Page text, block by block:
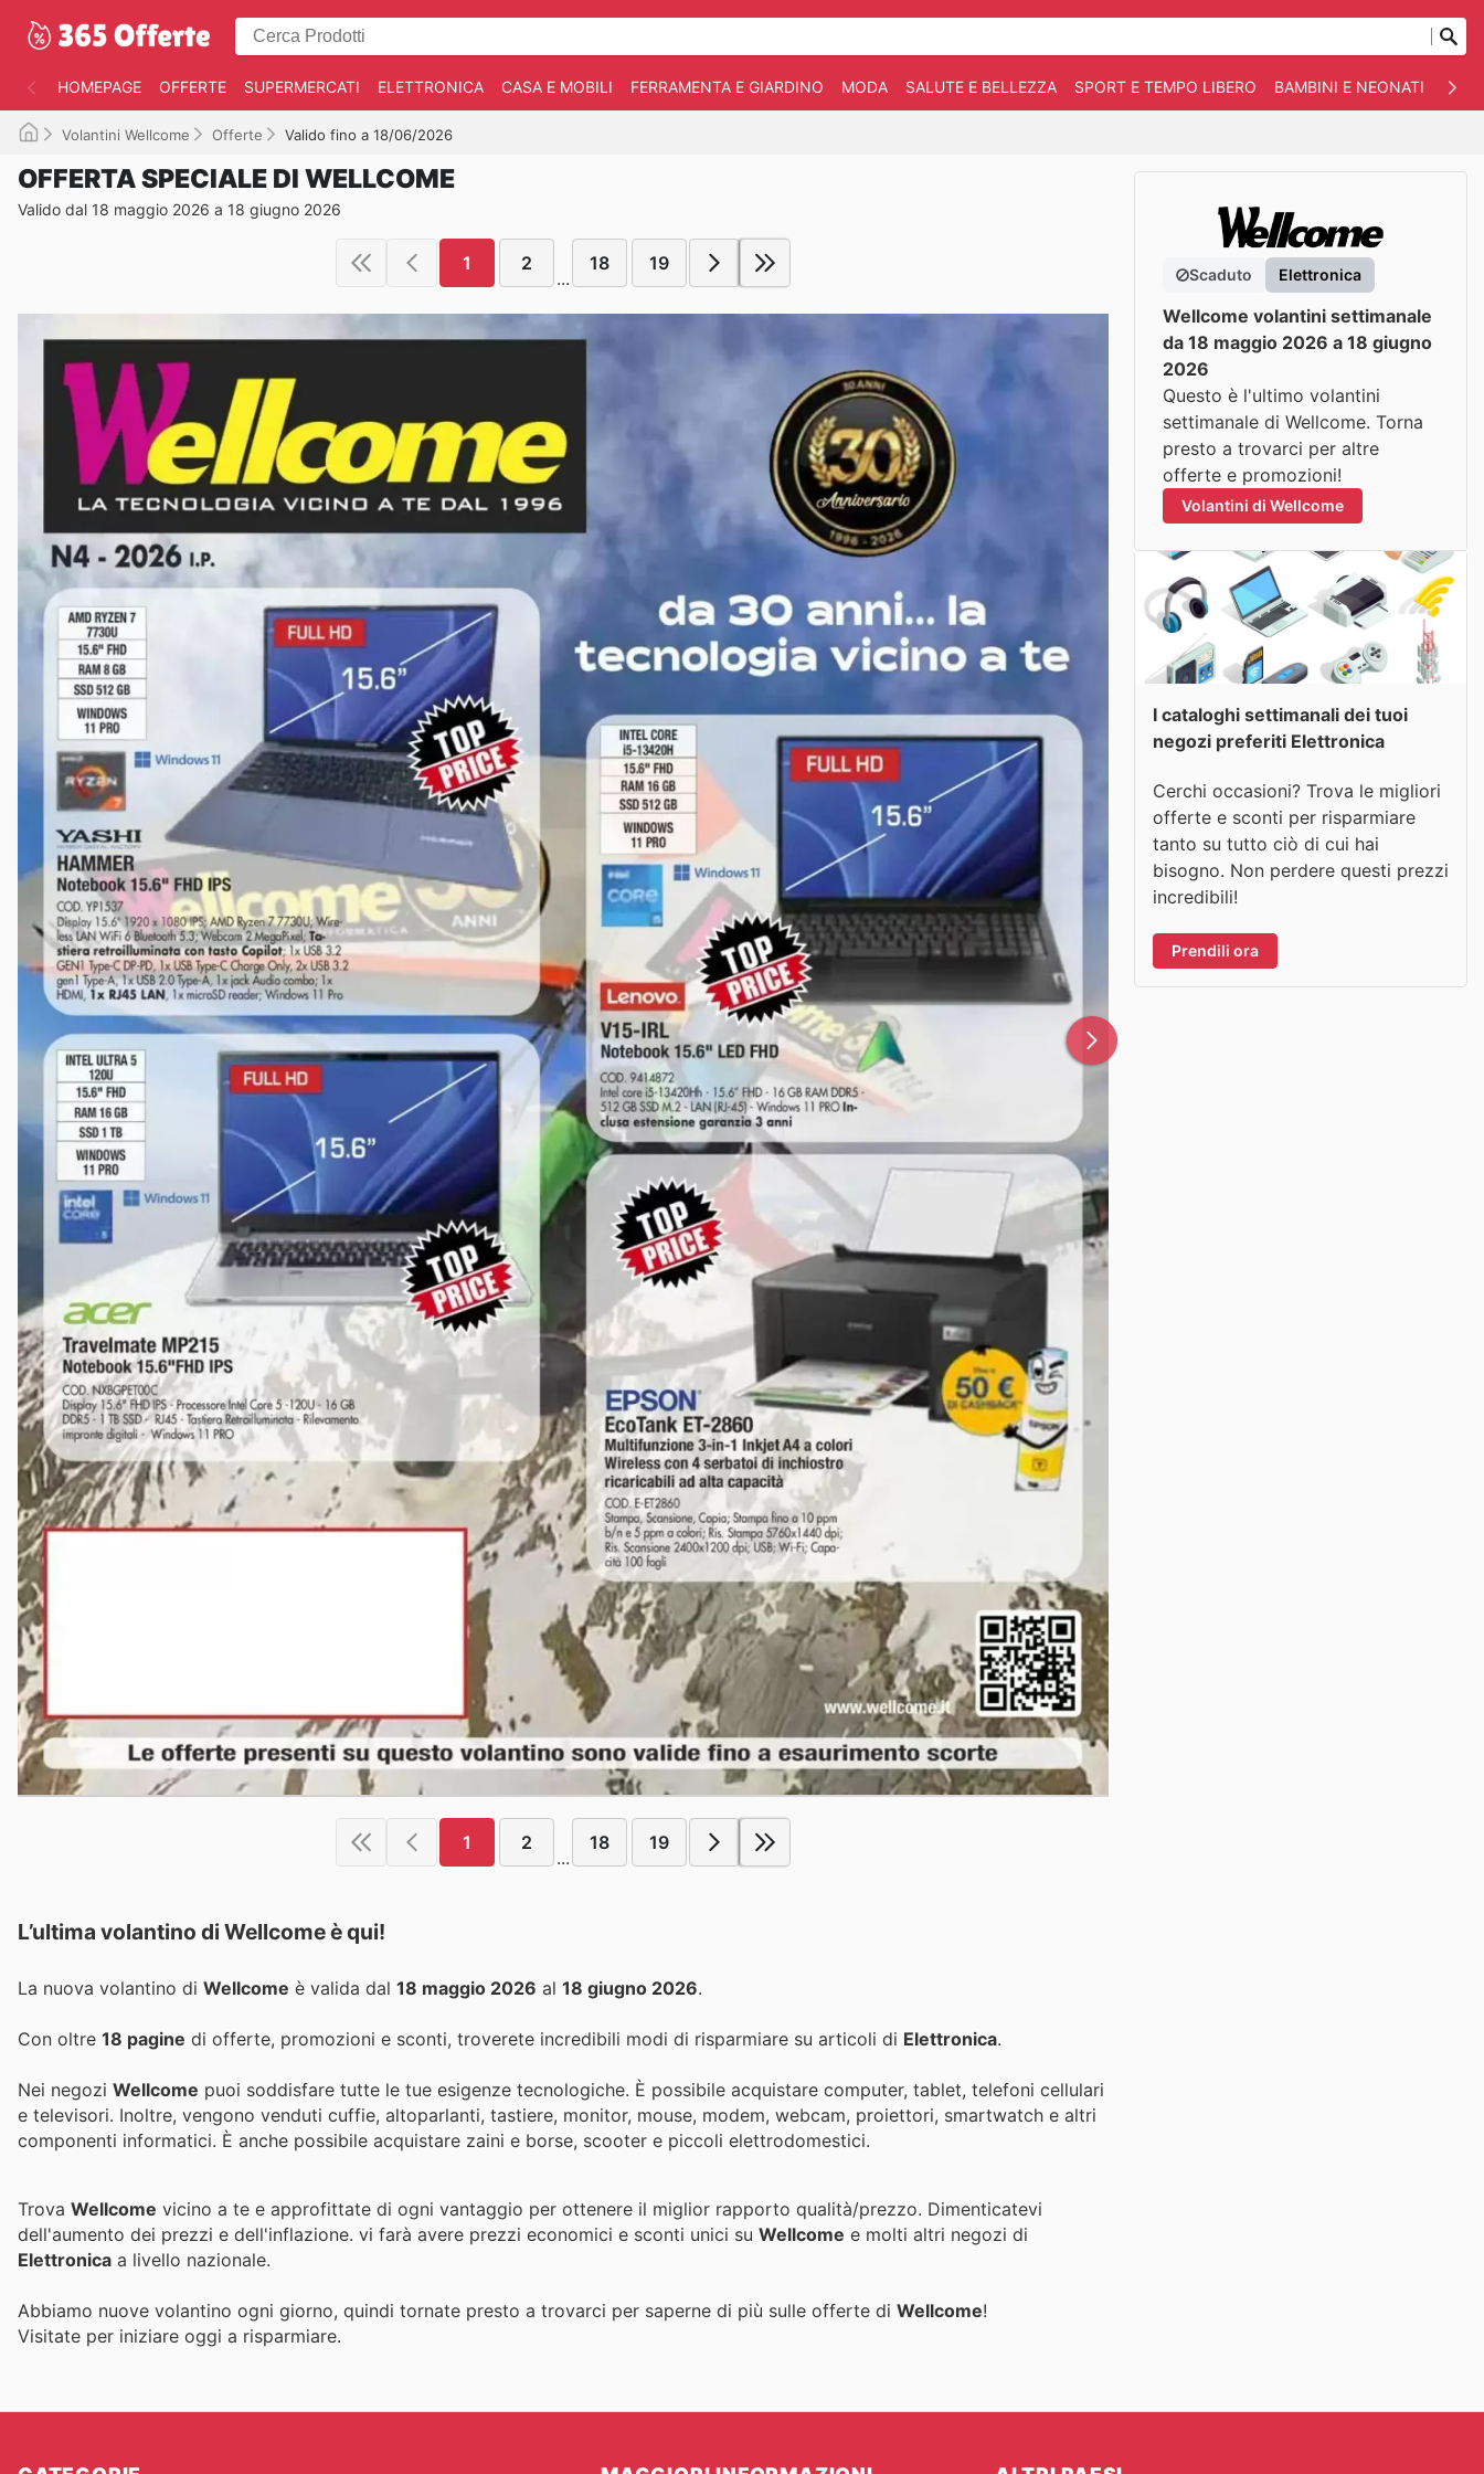
HOMEPAGE OFFERTE SUPERMERCATI ELETTRONICA CASA E MOBILI FERRAMENTA E GIARDINO MODA SALUTE E BELLEZZA SPORT E TEMPO LIBERO BAMBINI E NEONATI
Volantini Wellcome Offerte Valido fino a 18/06/2026
OFFERTA SPECIALE DI WELLCOME
Valido dal 18 maggio 2026 a 18 giugno 2026
1 2
...
18 19
1 2
...
18 19
L’ultima volantino di Wellcome è qui!
La nuova volantino di Wellcome è valida dal 18 maggio 2026 al 18 giugno 2026.
Con oltre 18 pagine di offerte, promozioni e sconti, troverete incredibili modi di risparmiare su articoli di Elettronica.
Nei negozi Wellcome puoi soddisfare tutte le tue esigenze tecnologiche. È possibile acquistare computer, tablet, telefoni cellulari
e televisori. Inoltre, vengono venduti cuffie, altoparlanti, tastiere, monitor, mouse, modem, webcam, proiettori, smartwatch e altri
componenti informatici. È anche possibile acquistare zaini e borse, scooter e piccoli elettrodomestici.
Trova Wellcome vicino a te e approfittate di ogni vantaggio per ottenere il miglior rapporto qualità/prezzo. Dimenticatevi
dell'aumento dei prezzi e dell'inflazione. vi farà avere prezzi economici e sconti unici su Wellcome e molti altri negozi di
Elettronica a livello nazionale.
Abbiamo nuove volantino ogni giorno, quindi tornate presto a trovarci per saperne di più sulle offerte di Wellcome!
Visitate per iniziare oggi a risparmiare.
Scaduto Elettronica
Wellcome volantini settimanale
da 18 maggio 2026 a 18 giugno
2026
Questo è l'ultimo volantini
settimanale di Wellcome. Torna
presto a trovarci per altre
offerte e promozioni!
Volantini di Wellcome
I cataloghi settimanali dei tuoi
negozi preferiti Elettronica
Cerchi occasioni? Trova le migliori
offerte e sconti per risparmiare
tanto su tutto ciò di cui hai
bisogno. Non perdere questi prezzi
incredibili!
Prendili ora